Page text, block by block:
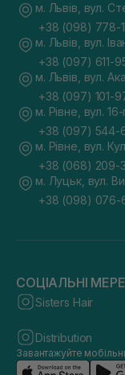
м. Львів, вул.
+38 (098) 778-
м. Львів, вул.
+38 (097) 611-
м. Львів, вул.
+38 (097) 101-
м. Рівне, вул.
+38 (097) 544-
м. Рівне, вул.
+38 (068) 209-
м. Луцьк, вул.
+38 (098) 076-
СОЦІАЛЬНІ
Sisters Hair
Distribution
Завантажуйте